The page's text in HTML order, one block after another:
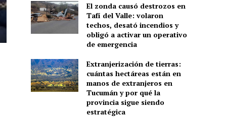
El zonda causó destrozos en
Tafí del Valle: volaron
techos, desató incendios y
obligó a activar un operativo
de emergencia
Extranjerización de tierras:
cuántas hectáreas están en
manos de extranjeros en
Tucumán y por qué la
provincia sigue siendo
estratégica